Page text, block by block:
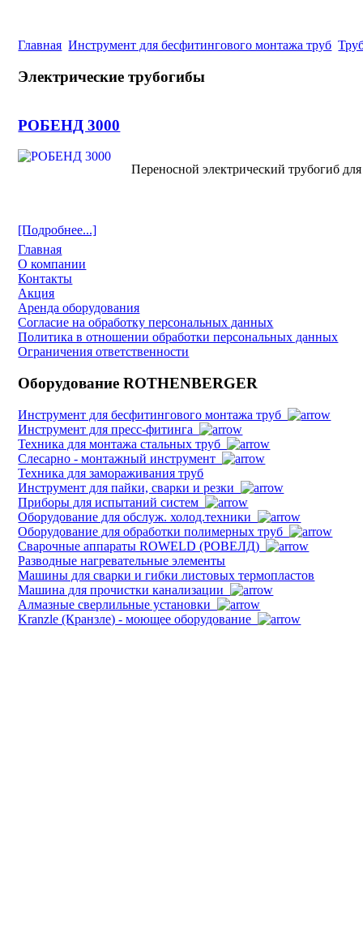
Главная Инструмент для бесфитингового монтажа труб
Электрические трубогибы
РОБЕНД 3000
Переносной электрический трубогиб
[Подробнее...]
Главная
О компании
Контакты
Акция
Аренда оборудования
Согласие на обработку персональных данных
Политика в отношении обработки персональных данных
Ограничения ответственности
Оборудование ROTHENBERGER
Инструмент для бесфитингового монтажа труб
Инструмент для пресс-фитинга
Техника для монтажа стальных труб
Слесарно - монтажный инструмент
Техника для замораживания труб
Инструмент для пайки, сварки и резки
Приборы для испытаний систем
Оборудование для обслуж. холод.техники
Оборудование для обработки полимерных труб
Cварочные аппараты ROWELD (РОВЕЛД)
Разводные нагревательные элементы
Машины для сварки и гибки листовых термопластов
Машина для прочистки канализации
Алмазные сверлильные установки
Kranzle (Кранзле) - моющее оборудование